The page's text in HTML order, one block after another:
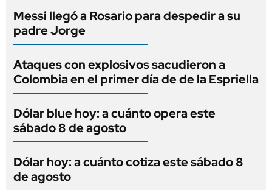
Messi llegó a Rosario para despedir a su
padre Jorge
Ataques con explosivos sacudieron a
Colombia en el primer día de de la Espriella
Dólar blue hoy: a cuánto opera este
sábado 8 de agosto
Dólar hoy: a cuánto cotiza este sábado 8
de agosto